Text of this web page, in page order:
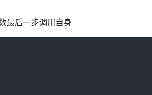
最后一步调用自身